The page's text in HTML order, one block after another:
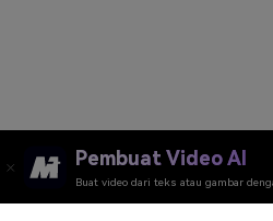
Pembuat Video AI
Buat video dari teks atau gambar